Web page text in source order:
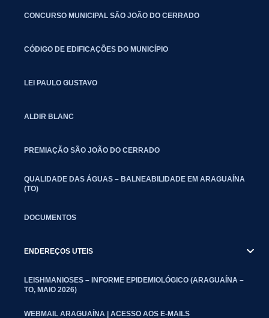
CONCURSO MUNICIPAL SÃO JOÃO DO CERRADO
CÓDIGO DE EDIFICAÇÕES DO MUNICÍPIO
LEI PAULO GUSTAVO
ALDIR BLANC
PREMIAÇÃO SÃO JOÃO DO CERRADO
QUALIDADE DAS ÁGUAS – BALNEABILIDADE EM ARAGUAÍNA
(TO)
DOCUMENTOS
ENDEREÇOS UTEIS
LEISHMANIOSES – INFORME EPIDEMIOLÓGICO (ARAGUAÍNA –
TO, MAIO 2026)
WEBMAIL ARAGUAÍNA | ACESSO AOS E-MAILS